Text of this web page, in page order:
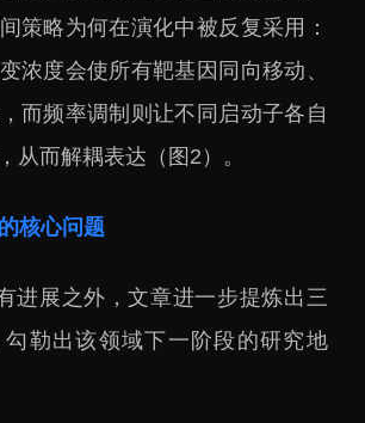
究中心
策略为何在演化中被反复采用：
浓度会使所有靶基因同向移动、
而频率调制则让不同启动子各自
从而解耦表达（图2）。
核心问题
进展之外，文章进一步提炼出三
勒出该领域下一阶段的研究地